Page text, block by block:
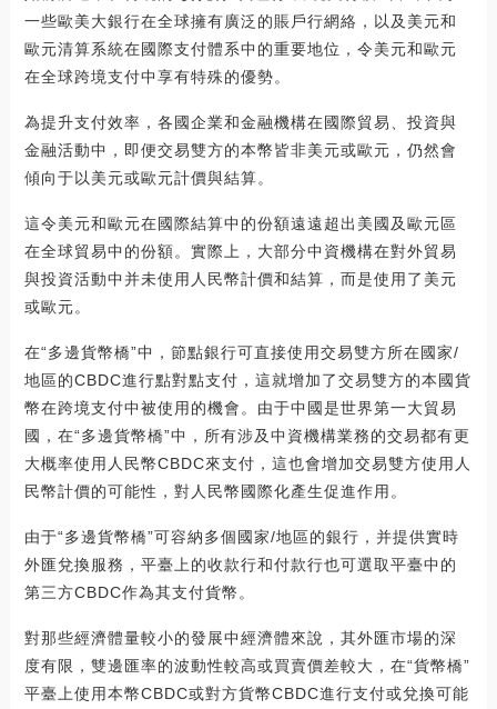
一些歐美大銀行在全球擁有廣泛的賬戶行網絡，以及美元和
歐元清算系統在國際支付體系中的重要地位，令美元和歐元
在全球跨境支付中享有特殊的優勢。
為提升支付效率，各國企業和金融機構在國際貿易、投資與
金融活動中，即便交易雙方的本幣皆非美元或歐元，仍然會
傾向于以美元或歐元計價與結算。
這令美元和歐元在國際結算中的份額遠遠超出美國及歐元區
在全球貿易中的份額。實際上，大部分中資機構在對外貿易
與投資活動中并未使用人民幣計價和結算，而是使用了美元
或歐元。
在“多邊貨幣橋”中，節點銀行可直接使用交易雙方所在國家/
地區的CBDC進行點對點支付，這就增加了交易雙方的本國貨
幣在跨境支付中被使用的機會。由于中國是世界第一大貿易
國，在“多邊貨幣橋”中，所有涉及中資機構業務的交易都有更
大概率使用人民幣CBDC來支付，這也會增加交易雙方使用人
民幣計價的可能性，對人民幣國際化產生促進作用。
由于“多邊貨幣橋”可容納多個國家/地區的銀行，并提供實時
外匯兌換服務，平臺上的收款行和付款行也可選取平臺中的
第三方CBDC作為其支付貨幣。
對那些經濟體量較小的發展中經濟體來說，其外匯市場的深
度有限，雙邊匯率的波動性較高或買賣價差較大，在“貨幣橋”
平臺上使用本幣CBDC或對方貨幣CBDC進行支付或兌換可能